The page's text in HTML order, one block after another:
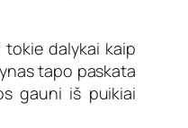
dalykai kaip
tapo paskata
gauni iš puikiai